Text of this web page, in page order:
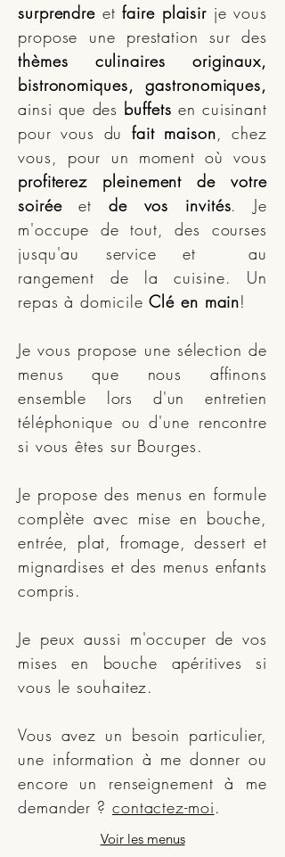
surprendre etfaire plaisir je vous
propose une prestation sur des
thèmes culinaires originaux,
bistronomiques, gastronomiques,
ainsi que des buffets en cuisinant
pour vous dufait maison, chez
vous, pour un moment où vous
profiterez pleinement de votre
soiréeet de vos invités. Je
m'occupe de tout, des courses
jusqu'au service et au
rangement de la cuisine. Un
repas à domicileClé en main!
Je vous propose une sélection de
menus que nous affinons
ensemble lors d'un entretien
téléphonique ou d'une rencontre
si vous êtes sur Bourges.
Je propose des menus en formule
complète avec mise en bouche,
entrée, plat, fromage, dessert et
mignardises et des menus enfants
compris.
Je peux aussi m'occuper de vos
mises en bouche apéritives si
vous le souhaitez.
Vous avez un besoin particulier,
une information à me donner ou
encore un renseignement à me
demander ? contactez-moi.
Voir les menus